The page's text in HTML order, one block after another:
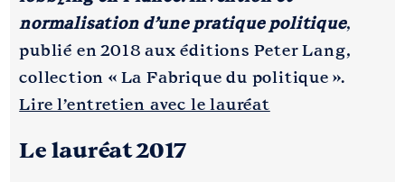
normalisation d’une pratique politique,
publié en 2018 aux éditions Peter Lang,
collection « La Fabrique du politique ».
Lire l’entretien avec le lauréat
Le lauréat 2017